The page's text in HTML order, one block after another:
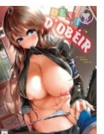
Ajouter
à la
wishlist